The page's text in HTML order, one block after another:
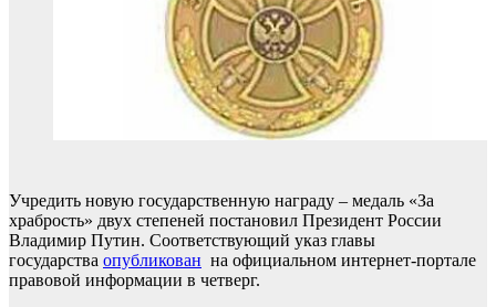
Учредить новую государственную награду – медаль «За
храбрость» двух степеней постановил Президент России
Владимир Путин. Соответствующий указ главы
государства опубликован на официальном интернет-портале
правовой информации в четверг.